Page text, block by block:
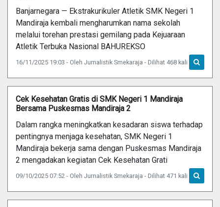
Banjarnegara — Ekstrakurikuler Atletik SMK Negeri 1
Mandiraja kembali mengharumkan nama sekolah
melalui torehan prestasi gemilang pada Kejuaraan
Atletik Terbuka Nasional BAHUREKSO
16/11/2025 19:03 - Oleh Jurnalistik Smekaraja - Dilihat 468 kali
Cek Kesehatan Gratis di SMK Negeri 1 Mandiraja
Bersama Puskesmas Mandiraja 2
Dalam rangka meningkatkan kesadaran siswa terhadap
pentingnya menjaga kesehatan, SMK Negeri 1
Mandiraja bekerja sama dengan Puskesmas Mandiraja
2 mengadakan kegiatan Cek Kesehatan Grati
09/10/2025 07:52 - Oleh Jurnalistik Smekaraja - Dilihat 471 kali